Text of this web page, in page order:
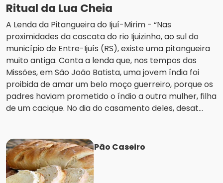
Ritual da Lua Cheia
A Lenda da Pitangueira do Ijuí-Mirim - “Nas
proximidades da cascata do rio Ijuizinho, ao sul do
município de Entre-Ijuís (RS), existe uma pitangueira
muito antiga. Conta a lenda que, nos tempos das
Missões, em São João Batista, uma jovem índia foi
proibida de amar um belo moço guerreiro, porque os
padres haviam prometido o índio a outra mulher, filha
de um cacique. No dia do casamento deles, desat...
Pão Caseiro